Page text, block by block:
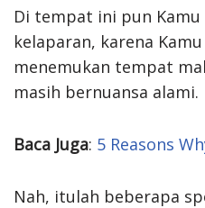
Di tempat ini pun
kelaparan, karena
menemukan tempat
masih bernuansa alami.
Baca Juga: 5 Reasons
Nah, itulah beberapa